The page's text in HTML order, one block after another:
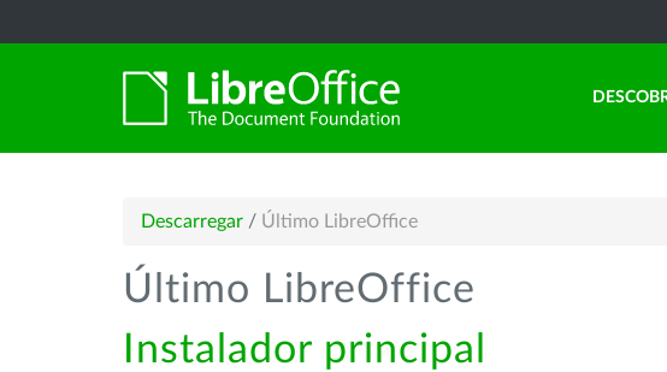
Descarregar / Último LibreOffice
Último LibreOffice
Instalador principal